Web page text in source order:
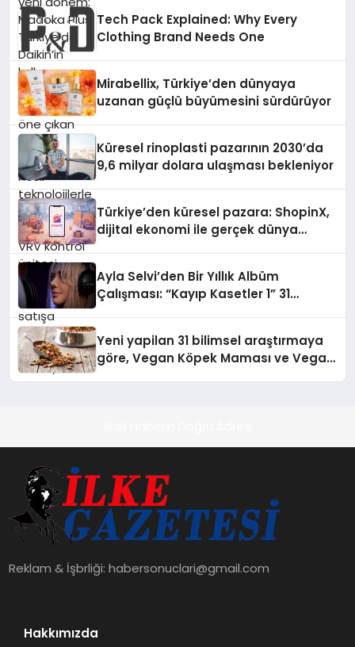
teknolojilerle donatılmış son modeli
VRV kontrol ünitesi Madoka Plus
Türkiye’de satışa sunuldu. Tam
dokunmatik ekranı, mobil uygulama
desteği ve akıllı sensör entegrasyonu
sayesinde iklimlendirme sistemlerinin
yönetimini daha kolay, konforlu ve
verimli hale getiriyor. Enerji
verimliliğini artırırken modern yaşam
Tech Pack Explained: Why Every
Clothing Brand Needs One
Mirabellix, Türkiye’den dünyaya
uzanan güçlü büyümesini sürdürüyor
Küresel rinoplasti pazarının 2030’da
9,6 milyar dolara ulaşması bekleniyor
Türkiye’den küresel pazara: ShopinX,
dijital ekonomi ile gerçek dünya
Ayla Selvi’den Bir Yıllık Albüm
Çalışması: “Kayıp Kasetler 1” 31
Yeni yapilan 31 bilimsel araştırmaya
göre, Vegan Köpek Maması ve Vegan
Reklam & İşbrliği:habersonuclari@gmail.com
Hakkımızda